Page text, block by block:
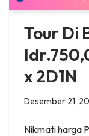
Tour Di
x 2D1N
Desember 21,
Nikmati harga